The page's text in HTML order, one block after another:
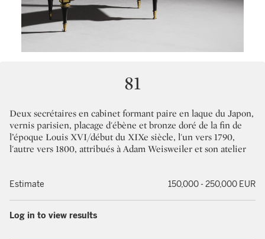
81
Deux secrétaires en cabinet formant paire en laque du Japon,
vernis parisien, placage d'ébène et bronze doré de la fin de
l’époque Louis XVI/début du XIXe siècle, l'un vers 1790,
l'autre vers 1800, attribués à Adam Weisweiler et son atelier
Estimate 150,000 - 250,000 EUR
Log in to view results